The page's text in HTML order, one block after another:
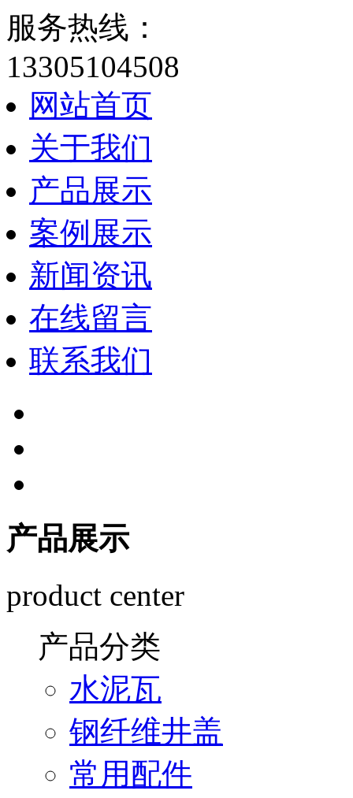
服务热线：
13305104508
网站首页
关于我们
产品展示
案例展示
新闻资讯
在线留言
联系我们
产品展示
product center
产品分类
水泥瓦
钢纤维井盖
常用配件